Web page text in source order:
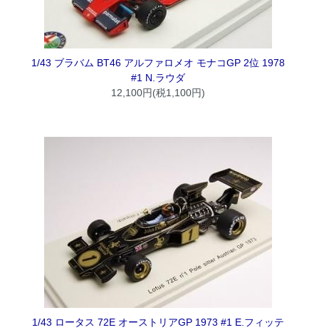
1/43 ブラバム BT46 アルファロメオ モナコGP 2位 1978
#1 N.ラウダ
12,100円(税1,100円)
1/43 ロータス 72E オーストリアGP 1973 #1 E.フィッテ